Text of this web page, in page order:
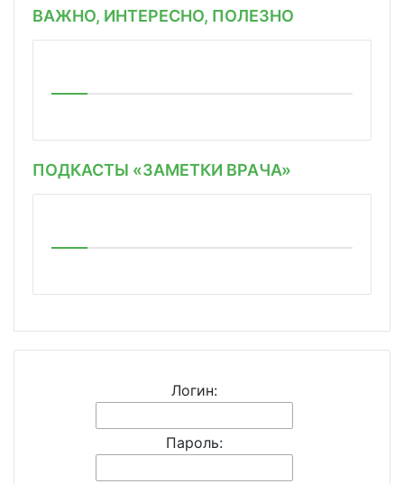
ВАЖНО, ИНТЕРЕСНО, ПОЛЕЗНО
ПОДКАСТЫ «ЗАМЕТКИ ВРАЧА»
Логин:
Пароль: